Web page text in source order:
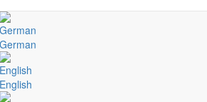
German
English